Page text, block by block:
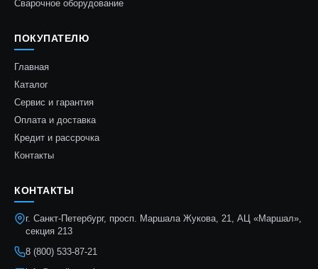
Сварочное оборудование
ПОКУПАТЕЛЮ
Главная
Каталог
Сервис и гарантия
Оплата и доставка
Кредит и рассрочка
Контакты
КОНТАКТЫ
г. Санкт-Петербург, просп. Маршала Жукова, 21, АЦ «Маршал»,
секция 213
8 (800) 533-87-21